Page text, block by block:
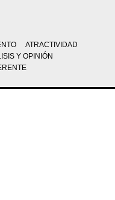
ATRACTIVIDAD
Y OPINIÓN